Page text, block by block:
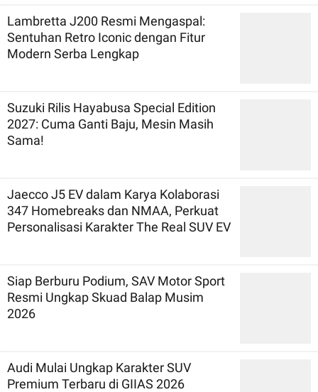
Lambretta J200 Resmi Mengaspal:
Sentuhan Retro Iconic dengan Fitur
Modern Serba Lengkap
Suzuki Rilis Hayabusa Special Edition
2027: Cuma Ganti Baju, Mesin Masih
Sama!
Jaecco J5 EV dalam Karya Kolaborasi
347 Homebreaks dan NMAA, Perkuat
Personalisasi Karakter The Real SUV EV
Siap Berburu Podium, SAV Motor Sport
Resmi Ungkap Skuad Balap Musim
2026
Audi Mulai Ungkap Karakter SUV
Premium Terbaru di GIIAS 2026